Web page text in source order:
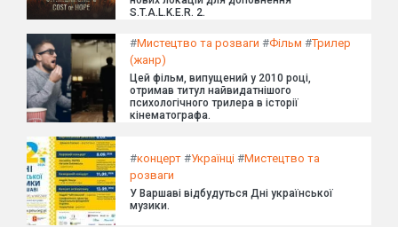
S.T.A.L.K.E.R. 2.
#Мистецтво та розваги #Фільм #Трилер
(жанр)
Цей фільм, випущений у 2010 році,
отримав титул найвидатнішого
психологічного трилера в історії
кінематографа.
#концерт #Українці #Мистецтво та
розваги
У Варшаві відбудуться Дні української
музики.